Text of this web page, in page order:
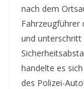
nach dem
und unterschritt
handelte es
des Polizei-